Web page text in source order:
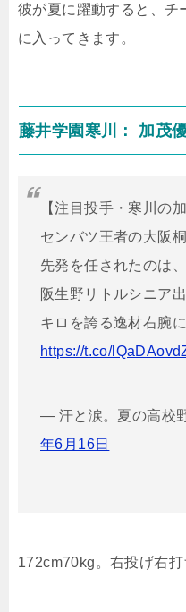
彼が夏に躍動すると、チ
に入ってきます。
藤井学園寒川： 加茂
【注目投手・寒川の
センバツ王者の大阪
先発を任されたのは
阪生野リトルシニア
キロを誇る逸材右腕
https://t.co/
— 汗と涙。夏の高校
年6月16日
172cm70kg 。右投げ右打